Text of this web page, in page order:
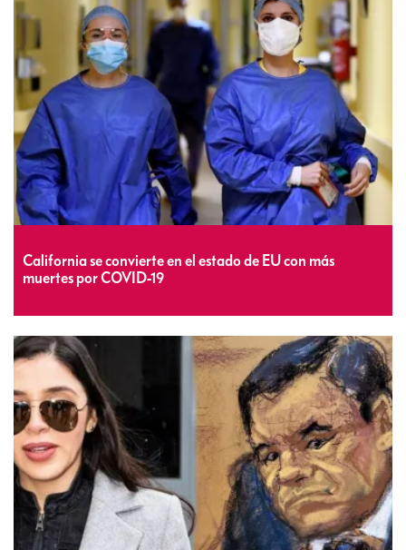
California se convierte en el estado de EU con más
muertes por COVID-19